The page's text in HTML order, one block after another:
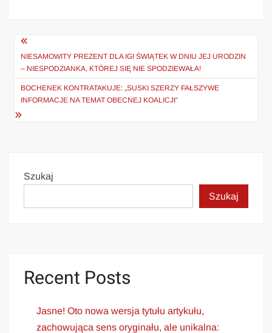
Nawigacja
wpisu
NIESAMOWITY PREZENT DLA IGI ŚWIĄTEK W DNIU JEJ URODZIN
– NIESPODZIANKA, KTÓREJ SIĘ NIE SPODZIEWAŁA!
BOCHENEK KONTRATAKUJE: „SUSKI SZERZY FAŁSZYWE
INFORMACJE NA TEMAT OBECNEJ KOALICJI”
Szukaj
Szukaj
Recent Posts
Jasne! Oto nowa wersja tytułu artykułu,
zachowująca sens oryginału, ale unikalna: